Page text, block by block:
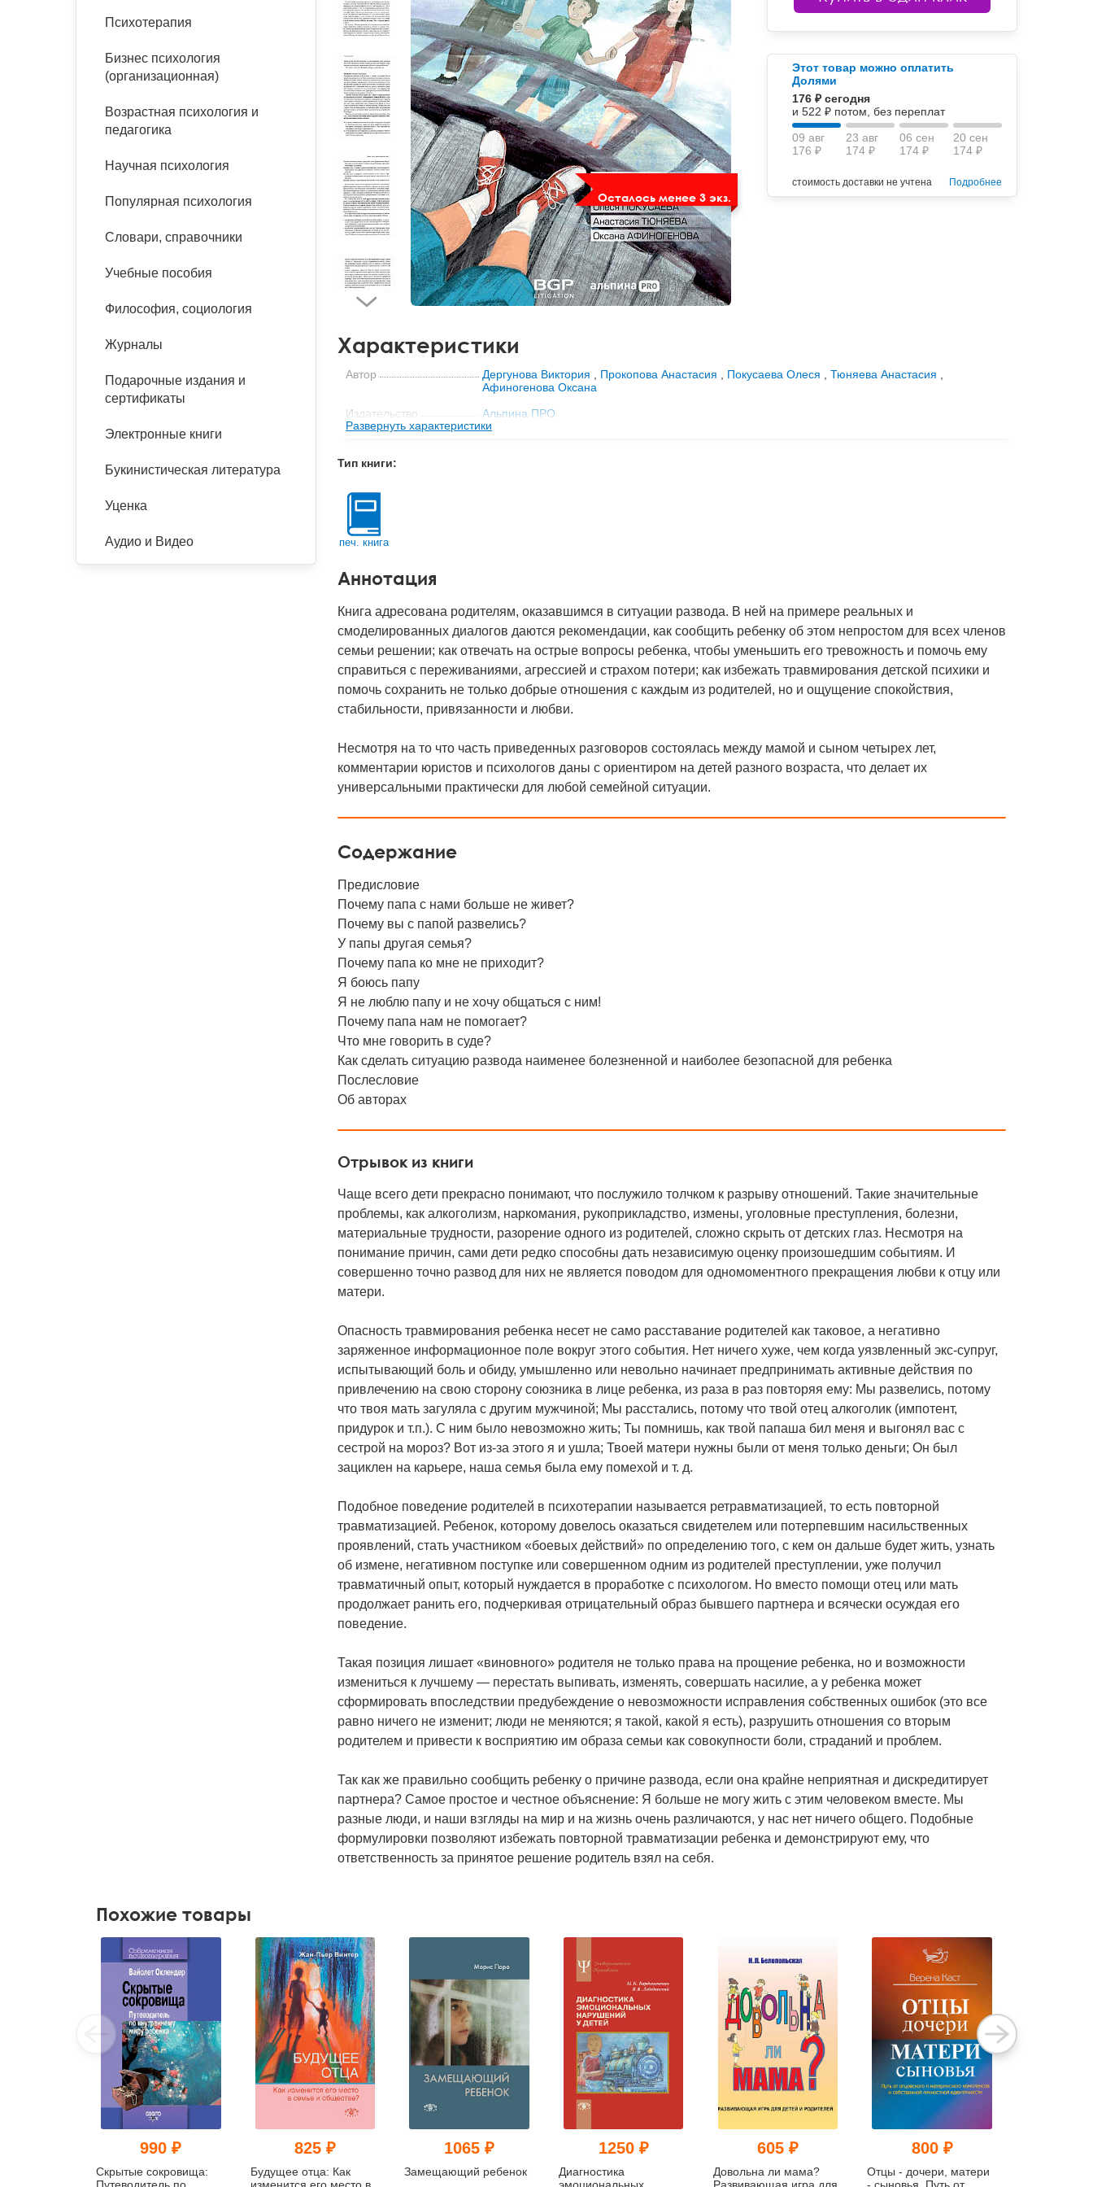
Расстройства пищевого
Тревожные расстройства,
Песочная терапия
Психодрама
Сказкотерапия
Другие направления
психотерапии
Классический, эриксоновский
Психология труда и
Психофизиология
Социальная психология
Социальная и
Учебная литература
Классический и юнгианский
Осталось менее 3 экз.
Этот товар можно оплатить
Долями
176 ₽ сегодня
и 522 ₽ потом, без переплат
09 авг
176 ₽
23 авг
174 ₽
06 сен
174 ₽
20 сен
174 ₽
стоимость доставки не учтена Подробнее
Характеристики
Автор Дергунова Виктория Прокопова Анастасия Покусаева Олеся ,Тюняева Анастасия
Афиногенова Оксана
Издательство
Альпина ПРО
Вес
Тип обложки
Год
Развернуть характеристики
Тип книги:
печ. книга
Аннотация
Книга адресована родителям, оказавшимся в ситуации развода. В ней на примере реальных и
смоделированных диалогов даются рекомендации, как сообщить ребенку об этом непростом для всех членов
семьи решении; как отвечать на острые вопросы ребенка, чтобы уменьшить его тревожность и помочь ему
справиться с переживаниями, агрессией и страхом потери; как избежать травмирования детской психики и
помочь сохранить не только добрые отношения с каждым из родителей, но и ощущение спокойствия,
стабильности, привязанности и любви.
Несмотря на то что часть приведенных разговоров состоялась между мамой и сыном четырех лет,
комментарии юристов и психологов даны с ориентиром на детей разного возраста, что делает их
универсальными практически для любой семейной ситуации.
Содержание
Предисловие
Почему папа с нами больше не живет?
Почему вы с папой развелись?
У папы другая семья?
Почему папа ко мне не приходит?
Я боюсь папу
Я не люблю папу и не хочу общаться с ним!
Почему папа нам не помогает?
Что мне говорить в суде?
Как сделать ситуацию развода наименее болезненной и наиболее безопасной для ребенка
Послесловие
Об авторах
Отрывок из книги
Чаще всего дети прекрасно понимают, что послужило толчком к разрыву отношений. Такие значительные
проблемы, как алкоголизм, наркомания, рукоприкладство, измены, уголовные преступления, болезни,
материальные трудности, разорение одного из родителей, сложно скрыть от детских глаз. Несмотря на
понимание причин, сами дети редко способны дать независимую оценку произошедшим событиям. И
совершенно точно развод для них не является поводом для одномоментного прекращения любви к отцу или
матери.
Опасность травмирования ребенка несет не само расставание родителей как таковое, а негативно
заряженное информационное поле вокруг этого события. Нет ничего хуже, чем когда уязвленный экс-супруг,
испытывающий боль и обиду, умышленно или невольно начинает предпринимать активные действия по
привлечению на свою сторону союзника в лице ребенка, из раза в раз повторяя ему: Мы развелись, потому
что твоя мать загуляла с другим мужчиной; Мы расстались, потому что твой отец алкоголик (импотент,
придурок и т.п.). С ним было невозможно жить; Ты помнишь, как твой папаша бил меня и выгонял вас с
сестрой на мороз? Вот из-за этого я и ушла; Твоей матери нужны были от меня только деньги; Он был
зациклен на карьере, наша семья была ему помехой и т. д.
Подобное поведение родителей в психотерапии называется ретравматизацией, то есть повторной
травматизацией. Ребенок, которому довелось оказаться свидетелем или потерпевшим насильственных
проявлений, стать участником «боевых действий» по определению того, с кем он дальше будет жить, узнать
об измене, негативном поступке или совершенном одним из родителей преступлении, уже получил
травматичный опыт, который нуждается в проработке с психологом. Но вместо помощи отец или мать
продолжает ранить его, подчеркивая отрицательный образ бывшего партнера и всячески осуждая его
поведение.
Такая позиция лишает «виновного» родителя не только права на прощение ребенка, но и возможности
измениться к лучшему — перестать выпивать, изменять, совершать насилие, а у ребенка может
сформировать впоследствии предубеждение о невозможности исправления собственных ошибок (это все
равно ничего не изменит; люди не меняются; я такой, какой я есть), разрушить отношения со вторым
родителем и привести к восприятию им образа семьи как совокупности боли, страданий и проблем.
Так как же правильно сообщить ребенку о причине развода, если она крайне неприятная и дискредитирует
партнера? Самое простое и честное объяснение: Я больше не могу жить с этим человеком вместе. Мы
разные люди, и наши взгляды на мир и на жизнь очень различаются, у нас нет ничего общего. Подобные
формулировки позволяют избежать повторной травматизации ребенка и демонстрируют ему, что
ответственность за принятое решение родитель взял на себя.
Психотерапия
Бизнес психология
(организационная)
Возрастная психология и
педагогика
Научная психология
Популярная психология
Словари, справочники
Учебные пособия
Философия, социология
Журналы
Подарочные издания и
сертификаты
Электронные книги
Букинистическая литература
Уценка
Аудио и Видео
Похожие товары
990 ₽
Скрытые сокровища:
825 ₽
Будущее отца: Как
1065 ₽
Замещающий ребенок
1250 ₽
Диагностика
605 ₽
Довольна ли мама?
800 ₽
Отцы - дочери, матери